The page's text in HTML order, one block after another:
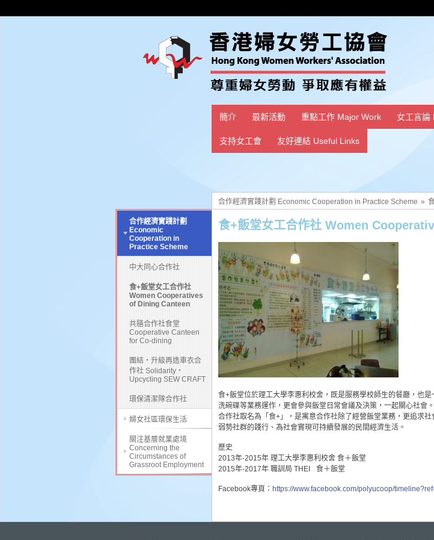
簡介 最新活動 重點工作 Major Work 女工言論
支持女工會 友好連結 Useful Links
合作經濟實踐計劃
Economic
Cooperation in
Practice Scheme
中大同心合作社
食+飯堂女工合作社
Women Cooperatives
of Dining Canteen
共膳合作社食堂
Cooperative Canteen
for Co-dining
團結・升級再造車衣合
作社 Solidarity・
Upcycling SEW CRAFT
環保清潔隊合作社
婦女社區環保生活
關注基層就業處境
Concerning the
Circumstances of
Grassroot Employment
合作經濟實踐計劃 Economic Cooperation in Practice Scheme »
食+飯堂女工合作社 Women
食+飯堂位於理工大學李惠利校舍，既是服務學校師生的餐廳，也
洗碗碟等業務運作，更會參與飯堂日常會議及決策，一起關心社會。
合作社取名為「食+」，是寓意合作社除了經營飯堂業務，更追求
弱勢社群的踐行、為社會實現可持續發展的民間經濟生活。
歷史
2013年-2015年 理工大學李惠利校舍 食＋飯堂
2015年-2017年 職訓局 THEI 食＋飯堂
Facebook專頁： https://www.facebook.com/polyucoop/